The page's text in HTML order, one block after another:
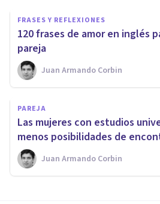
FRASES Y REFLEXIONES
120 frases de amor en inglés
pareja
Juan Armando Corbin
PAREJA
Las mujeres con estudios
menos posibilidades de
Juan Armando Corbin